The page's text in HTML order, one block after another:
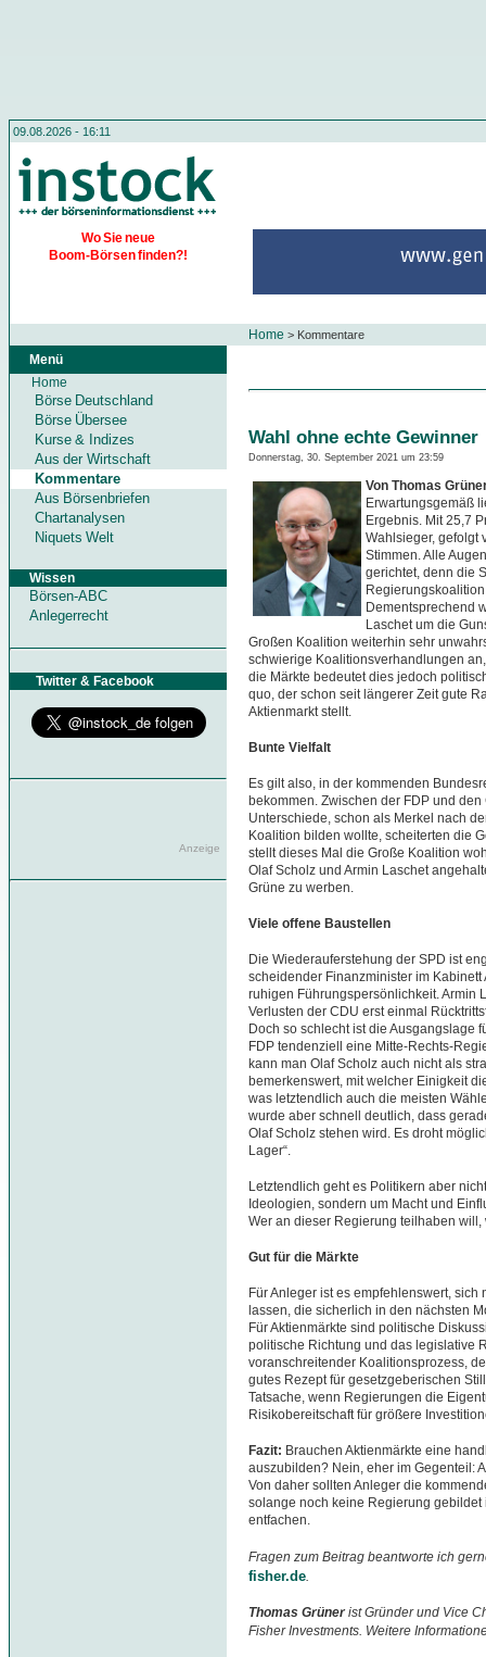
09.08.2026 - 16:11
Wo Sie neue
Boom-Börsen finden?!
Home > Kommentare
Menü
Home
Börse Deutschland
Börse Übersee
Kurse & Indizes
Aus der Wirtschaft
Kommentare
Aus Börsenbriefen
Chartanalysen
Niquets Welt
Wissen
Börsen-ABC
Anlegerrecht
Twitter & Facebook
Anzeige
Wahl ohne echte Gewinner
Donnerstag, 30. September 2021 um 23:59
Von Thomas
Erwartungsgemäß
Ergebnis. Mit 25,7
Wahlsieger, gefolgt
Stimmen. Alle
gerichtet, denn die
Dementsprechend
Laschet um die
Großen Koalition weiterhin sehr
schwierige Koalitionsverhandlungen
die Märkte bedeutet dies jedoch
quo, der schon seit längerer Zeit gute
Aktienmarkt stellt.
Bunte Vielfalt
Es gilt also, in der kommenden
bekommen. Zwischen der FDP und
Unterschiede, schon als Merkel nach
Koalition bilden wollte, scheiterten die
stellt dieses Mal die Große Koalition
Olaf Scholz und Armin Laschet
Grüne zu werben.
Viele offene Baustellen
Die Wiederauferstehung der SPD ist
scheidender Finanzminister im
ruhigen Führungspersönlichkeit. Armin
Verlusten der CDU erst einmal
Doch so schlecht ist die Ausgangslage
FDP tendenziell eine Mitte-Rechts-
kann man Olaf Scholz auch nicht als
bemerkenswert, mit welcher Einigkeit
was letztendlich auch die meisten
wurde aber schnell deutlich, dass
Olaf Scholz stehen wird. Es droht
Lager“.
Letztendlich geht es Politikern aber
Ideologien, sondern um Macht und
Wer an dieser Regierung teilhaben
Gut für die Märkte
Für Anleger ist es empfehlenswert,
lassen, die sicherlich in den nächsten
Für Aktienmärkte sind politische
politische Richtung und das legislative
voranschreitender Koalitionsprozess,
gutes Rezept für gesetzgeberischen
Tatsache, wenn Regierungen die
Risikobereitschaft für größere
Fazit: Brauchen Aktienmärkte eine
auszubilden? Nein, eher im Gegenteil:
Von daher sollten Anleger die
solange noch keine Regierung
entfachen.
Fragen zum Beitrag beantworte ich
fisher.de
Thomas Grünerist Gründer und Vice
Fisher Investments. Weitere